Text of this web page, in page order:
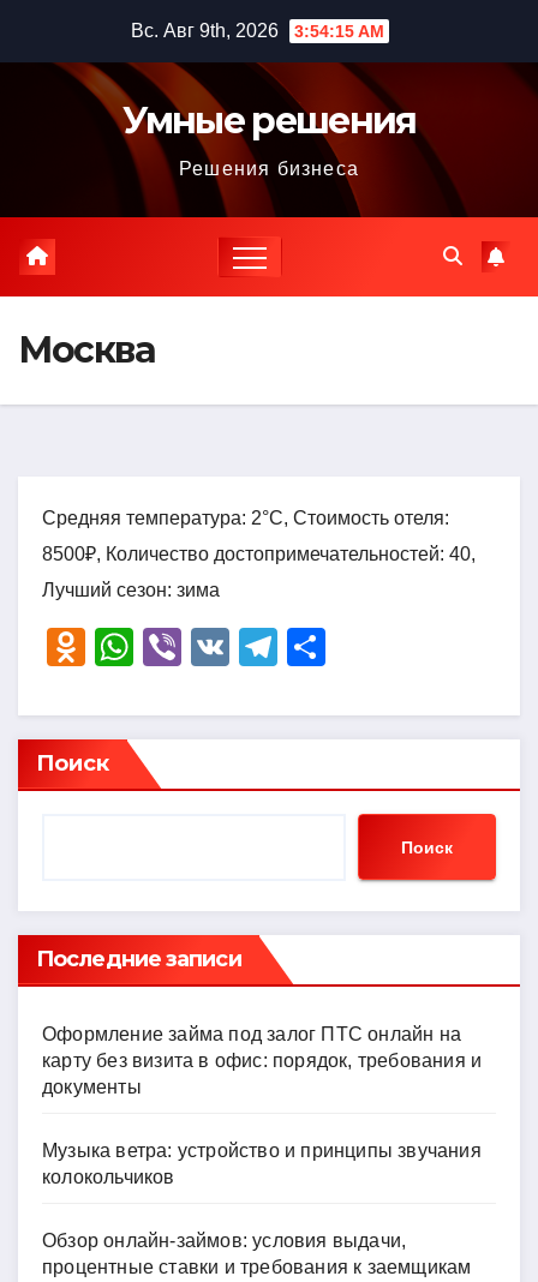
содержимому
Вс. Авг 9th, 2026 3:54:16 AM
Умные решения
Решения бизнеса
Москва
Средняя температура: 2°C, Стоимость отеля:
8500₽, Количество достопримечательностей: 40,
Лучший сезон: зима
O
n
o
kl
ni
ki
W
at
s
A
Vi
er
V
T
e
a
р
в
ть
Поиск
Поиск
Последние записи
Оформление займа под залог ПТС онлайн на
карту без визита в офис: порядок, требования и
документы
Музыка ветра: устройство и принципы звучания
колокольчиков
Обзор онлайн-займов: условия выдачи,
процентные ставки и требования к заемщикам